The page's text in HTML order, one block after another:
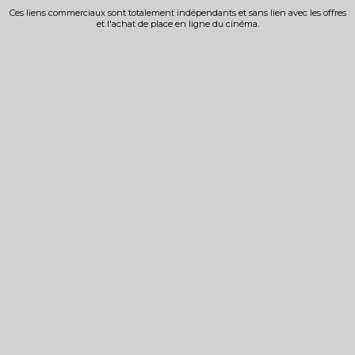
Ces liens commerciaux sont totalement indépendants et sans lien avec les offres
et l'achat de place en ligne du cinéma.